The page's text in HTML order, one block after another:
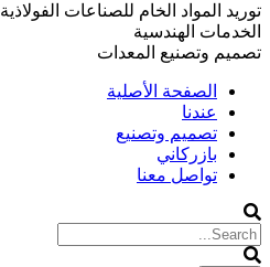
توريد المواد الخام للصناعات الفولاذية
الخدمات الهندسية
تصميم وتصنيع المعدات
الصفحة الأصلية
عندنا
تصميم وتصنيع
بازركاني
تواصل معنا